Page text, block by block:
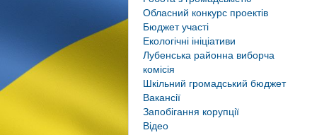
Обласний конкурс проектів
Бюджет участі
Екологічні ініціативи
Лубенська районна виборча
комісія
Шкільний громадський бюджет
Вакансії
Запобігання корупції
Відео